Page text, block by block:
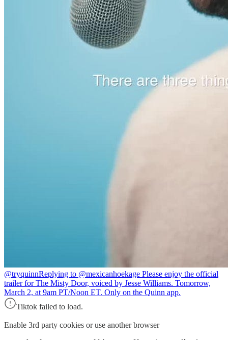
@tryquinnReplying to @mexicanhoekage Please enjoy the official
trailer for The Misty Door, voiced by Jesse Williams. Tomorrow,
March 2, at 9am PT/Noon ET. Only on the Quinn app.
Tiktok failed to load.
Enable 3rd party cookies or use another browser